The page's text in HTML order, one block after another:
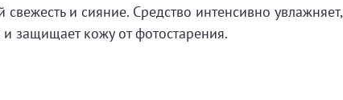
и сияние. Средство интенсивно увлажняет,
защищает кожу от фотостарения.